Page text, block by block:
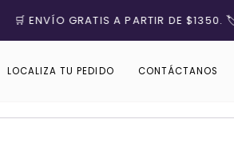
A PARTIR DE $1350. 🏷️15% OFF JULIO
LOCALIZA TU PEDIDO CONTÁCTANOS